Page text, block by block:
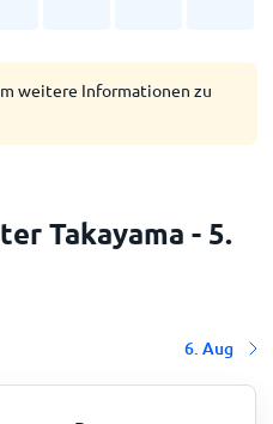
weitere Informationen zu
Takayama - 5.
6. Aug